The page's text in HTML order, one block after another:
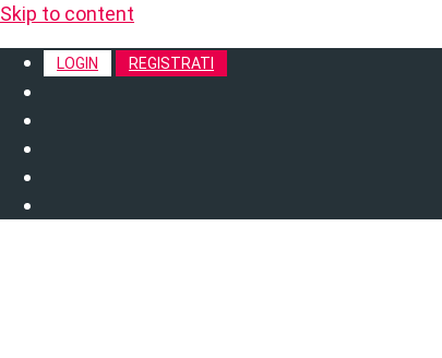
Skip to content
LOGIN REGISTRATI